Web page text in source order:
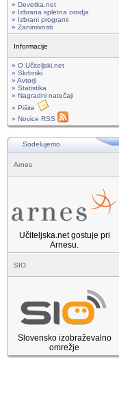
» Devetka.net
» Izbrana spletna orodja
» Izbrani programi
» Zanimivosti
Informacije
» O Učiteljski.net
» Skrbniki
» Avtorji
» Statistika
» Nagradni natečaji
» Pišite
» Novice RSS
Sodelujemo
Arnes
Učiteljska.net gostuje pri
Arnesu.
SIO
Slovensko izobraževalno
omrežje